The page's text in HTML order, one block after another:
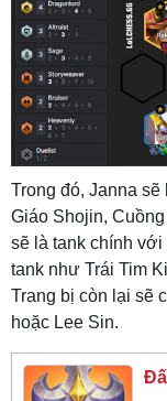
Trong đó, Janna
Giáo Shojin,
sẽ là tank chính với
tank như Trái Tim
Trang bị còn lại sẽ
hoặc Lee Sin.